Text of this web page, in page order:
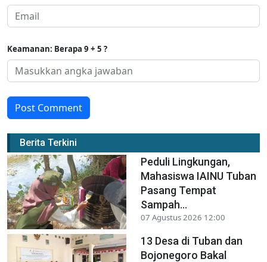
Keamanan: Berapa 9 + 5 ?
Post Comment
Berita Terkini
Peduli Lingkungan,
Mahasiswa IAINU Tuban
Pasang Tempat
Sampah...
07 Agustus 2026 12:00
13 Desa di Tuban dan
Bojonegoro Bakal